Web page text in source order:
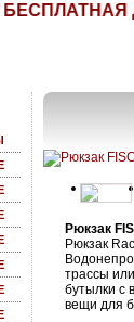
Рюкзак
Рюкзак
трассы
бутылки с
вещи для